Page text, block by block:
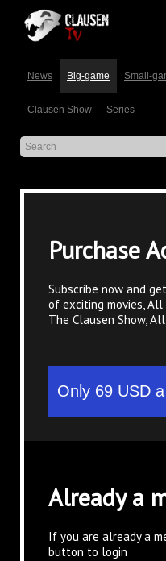
News Big-game Small-
Clausen Show Series
Purchase
Subscribe now and
of exciting movies,
The Clausen Show,
Already a
If you are already a
button to login